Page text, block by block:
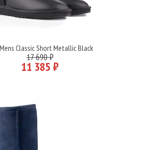
Подробнее
Mens Classic Short Metallic Black
17 690 ₽
11 385 ₽